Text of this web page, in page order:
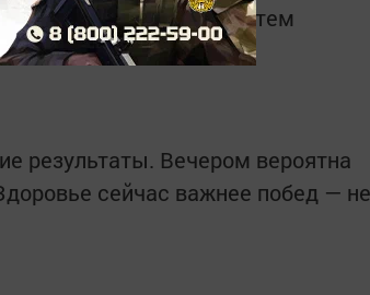
смелее действуете, тем
результаты. Вечером вероятна
сейчас важнее побед — не